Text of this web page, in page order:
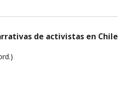
de activistas en Chile